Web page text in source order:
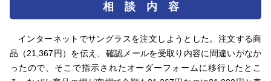
相 談 内 容
インターネットでサングラスを注文しようとした。注文する商
品（21,367円）を伝え、確認メールを受取り内容に間違いがなか
ったので、そこで指示されたオーダーフォームに移行したとこ